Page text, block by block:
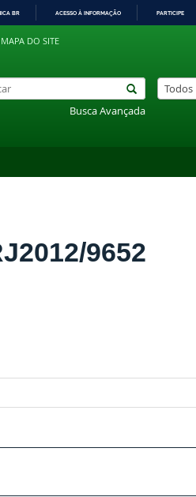
BR ACESSO À INFORMAÇÃO PARTICIPE
MAPA DO SITE
Busca Avançada
Todos
9652